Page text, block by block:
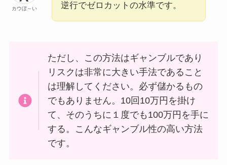
カウぼ～い
逆行でゼロカットの水準です。
ただし、この方法はギャンブルであり
リスクは非常に大きい手法であること
は理解してください。必ず儲かるもの
でもありません。10回10万円を掛け
て、そのうちに１度でも100万円を手に
する。こんなギャンブル性の高い方法
です。